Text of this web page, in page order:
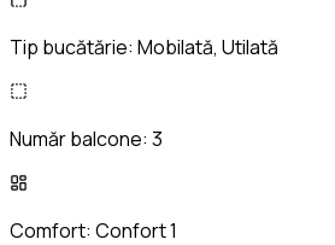
Tip bucătărie: Mobilată, Utilată
Număr balcone: 3
Comfort: Confort 1